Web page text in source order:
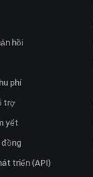
hồi
phí
trợ
yết
triển (API)